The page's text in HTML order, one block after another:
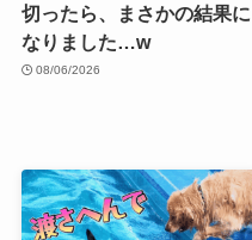
切ったら、まさかの結果に
なりました…w
08/06/2026